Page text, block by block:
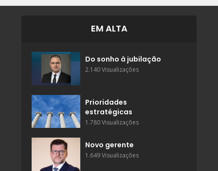
EM ALTA
Do sonho à jubilação
2.140 Visualizações
Prioridades
estratégicas
1.780 Visualizações
Novo gerente
1.649 Visualizações